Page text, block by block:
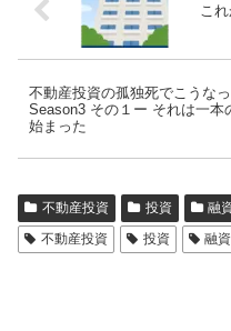
こ
不動産投資の孤独死でこうな
Season3 その１ー それは一本
始まった
不動産投資 投資 融
不動産投資
投資 融資